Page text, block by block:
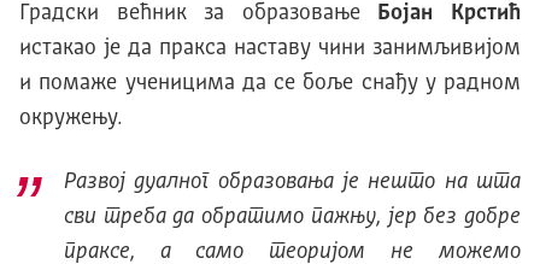
Градски већник за образовање
Бојан Крстић
истакао је да пракса наставу чини занимљивијом
и помаже ученицима да се боље снађу у радном
окружењу.
Развој дуалног образовања је нешто на шта
сви треба да обратимо пажњу, јер без добре
праксе, а само теоријом не можемо